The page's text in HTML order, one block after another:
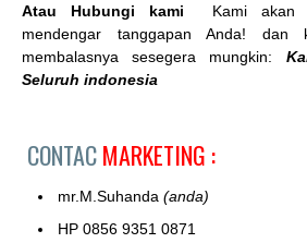
Atau Hubungi kami
Kami akan
mendengar tanggapan Anda! dan
membalasnya sesegera mungkin:
Seluruh indonesia
CONTACMARKETING :
mr.M.Suhanda (anda)
HP 0856 9351 0871